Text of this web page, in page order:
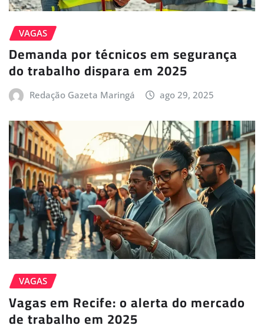
VAGAS
Demanda por técnicos em segurança
do trabalho dispara em 2025
Redação Gazeta Maringá ago 29, 2025
VAGAS
Vagas em Recife: o alerta do mercado
de trabalho em 2025